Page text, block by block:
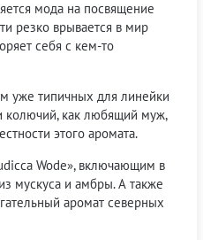
мода на посвящение
резко врывается в мир
себя с кем-то
уже типичных для линейки
колючий, как любящий муж,
этого аромата.
Wode», включающим в
мускуса и амбры. А также
аромат северных